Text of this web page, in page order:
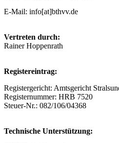
E-Mail: info[at]bthvv.de
Vertreten durch:
Rainer Hoppenrath
Registereintrag:
Registergericht: Amtsgericht
Registernummer: HRB 7520
Steuer-Nr.: 082/106/04368
Technische Unterstützung: